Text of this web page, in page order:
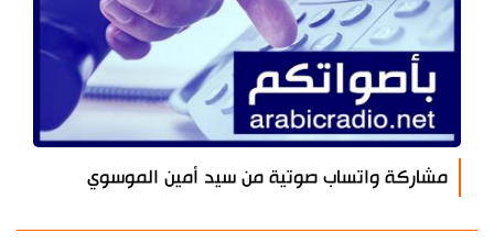
مشاركة واتساب صوتية من سيد أمين الموسوي